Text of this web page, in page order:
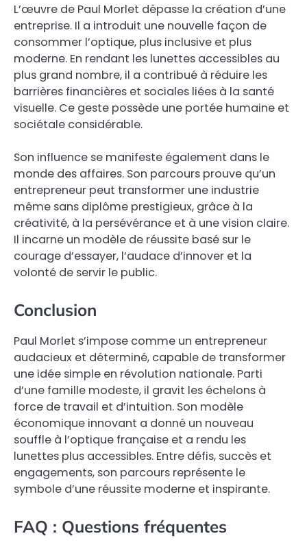
L’œuvre de Paul Morlet dépasse la création d’une
entreprise. Il a introduit une nouvelle façon de
consommer l’optique, plus inclusive et plus
moderne. En rendant les lunettes accessibles au
plus grand nombre, il a contribué à réduire les
barrières financières et sociales liées à la santé
visuelle. Ce geste possède une portée humaine et
sociétale considérable.
Son influence se manifeste également dans le
monde des affaires. Son parcours prouve qu’un
entrepreneur peut transformer une industrie
même sans diplôme prestigieux, grâce à la
créativité, à la persévérance et à une vision claire.
Il incarne un modèle de réussite basé sur le
courage d’essayer, l’audace d’innover et la
volonté de servir le public.
Conclusion
Paul Morlet s’impose comme un entrepreneur
audacieux et déterminé, capable de transformer
une idée simple en révolution nationale. Parti
d’une famille modeste, il gravit les échelons à
force de travail et d’intuition. Son modèle
économique innovant a donné un nouveau
souffle à l’optique française et a rendu les
lunettes plus accessibles. Entre défis, succès et
engagements, son parcours représente le
symbole d’une réussite moderne et inspirante.
FAQ : Questions fréquentes